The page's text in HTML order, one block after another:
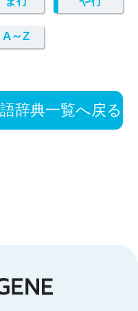
A～Z
辞典一覧へ戻る